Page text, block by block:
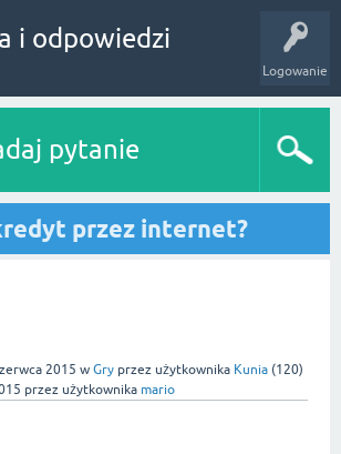
Logowanie
i odpowiedzi
pytanie
przez internet?
2015 w Gry przez użytkownika Kunia (120)
przez użytkownika mario